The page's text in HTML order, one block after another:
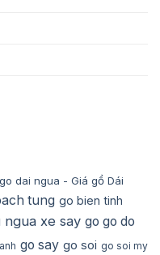
dai ngua - Giá gổ Dái
tung go bien tinh
ngua xe say go go do
go say go soi go soi my